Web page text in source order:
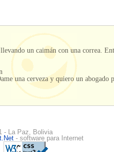
un caimán con una correa.
una cerveza y quiero un abogado
- La Paz, Bolivia
- software para Internet